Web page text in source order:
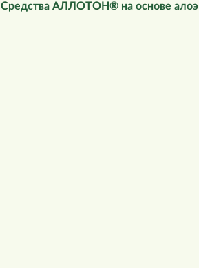
Средства АЛЛОТОН® на основе алоэ